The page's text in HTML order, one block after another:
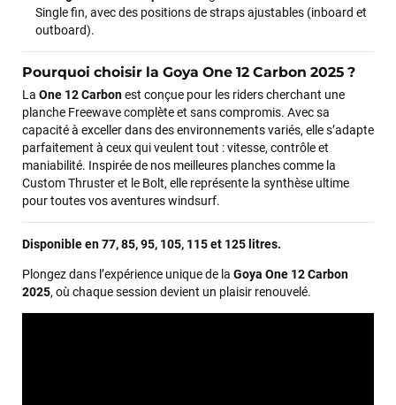
Single fin, avec des positions de straps ajustables (inboard et
outboard).
Pourquoi choisir la Goya One 12 Carbon 2025 ?
La One 12 Carbonest conçue pour les riders cherchant une
planche Freewave complète et sans compromis. Avec sa
capacité à exceller dans des environnements variés, elle s’adapte
parfaitement à ceux qui veulent tout : vitesse, contrôle et
maniabilité. Inspirée de nos meilleures planches comme la
Custom Thruster et le Bolt, elle représente la synthèse ultime
pour toutes vos aventures windsurf.
Disponible en 77, 85, 95, 105, 115 et 125 litres.
Plongez dans l’expérience unique de la Goya One 12 Carbon
2025, où chaque session devient un plaisir renouvelé.
Excellent conseil excellent prix et en plus super sympas. Merci
encore pour cette severne dyno !
Maronui RICHMOND
il y a 3 mois
J'ai acheté une voile d'occasion depuis Tahiti. Super service.
L'envoi a été rapide. La voile est arrivée en super état.
Mauruuru roa.
VOIR TOUS LES AVIS